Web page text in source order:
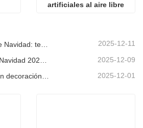
artificiales al aire libre
2025-12-11
2025-12-09
Tendencias mundiales en decoración navideña y por qué Christmas Queen sigue liderando el mercado 2025-12-01